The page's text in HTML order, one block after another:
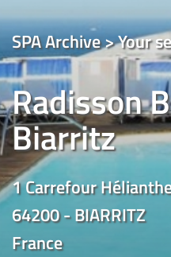
SPA Archive > Your
Radisson
Biarritz
1 Carrefour
64200 - BIARRITZ
France